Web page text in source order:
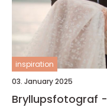
inspiration
03. January 2025
Bryllupsfotograf